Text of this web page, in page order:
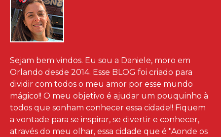
Sejam bem vindos. Eu sou a Daniele, moro em
Orlando desde 2014. Esse BLOG foi criado para
dividir com todos o meu amor por esse mundo
mágico!! O meu objetivo é ajudar um pouquinho à
todos que sonham conhecer essa cidade!! Fiquem
a vontade para se inspirar, se divertir e conhecer,
através do meu olhar, essa cidade que é "Aonde os